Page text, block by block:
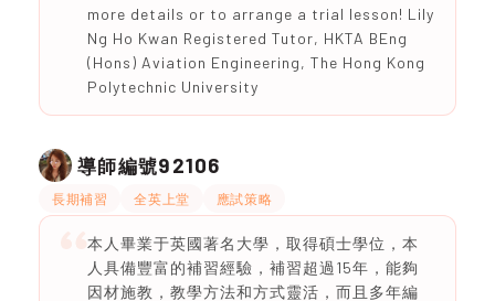
more details or to arrange a trial lesson! Lily
Ng Ho Kwan Registered Tutor, HKTA BEng
(Hons) Aviation Engineering, The Hong Kong
Polytechnic University
導師編號92106
長期補習 全英上堂 應試策略
本人畢業于英國著名大學，取得碩士學位，本
人具備豐富的補習經驗，補習超過15年，能夠
因材施教，教學方法和方式靈活，而且多年編